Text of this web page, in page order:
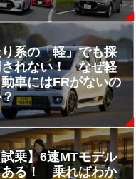
系の「軽」でも採
されない！ なぜ軽
車にはFRがないの
乗】6速MTモデル
る！ 乗ればわか